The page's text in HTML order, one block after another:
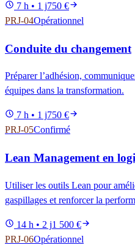
7 h • 1 j750 €
PRJ-04Opérationnel
Conduite du changement
Préparer l’adhésion,
équipes dans la transformation.
7 h • 1 j750 €
PRJ-05Confirmé
Lean Management en
Utiliser les outils Lean pour
gaspillages et renforcer la
14 h • 2 j1 500 €
PRJ-06Opérationnel